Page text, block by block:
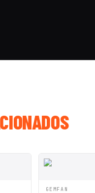
VISTA RÁPIDA
GEMFAN